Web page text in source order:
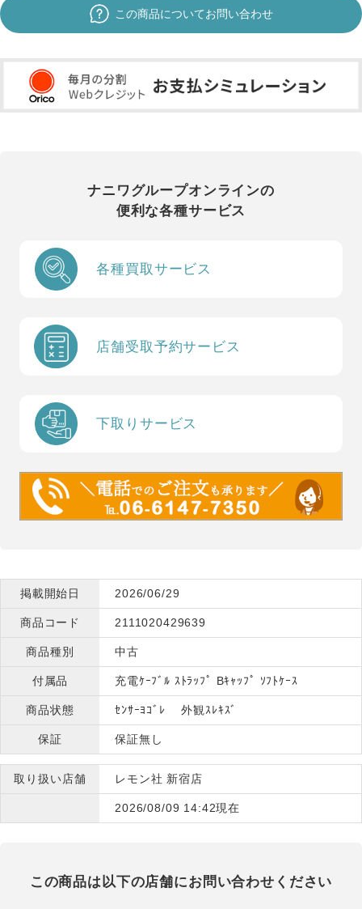
この商品についてお問い合わせ
ナニワグループオンラインの
便利な各種サービス
各種買取サービス
店舗受取予約サービス
下取りサービス
掲載開始日 2026/06/29
商品コード 2111020429639
商品種別 中古
付属品 充電ｹｰﾌﾞﾙ ｽﾄﾗｯﾌﾟ Bｷｬｯﾌﾟ ｿﾌﾄｹｰｽ
商品状態 ｾﾝｻｰﾖｺﾞﾚ 外観ｽﾚｷｽﾞ
保証 保証無し
取り扱い店舗 レモン社 新宿店
2026/08/09 14:42現在
この商品は以下の店舗にお問い合わせください